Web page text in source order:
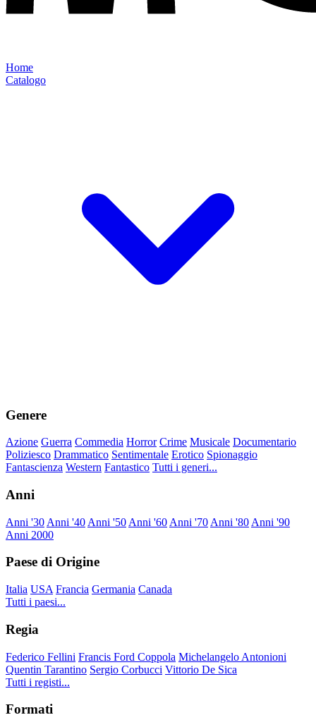
Home
Catalogo
Genere
Azione Guerra Commedia Horror Crime Musicale Documentario
Poliziesco Drammatico Sentimentale Erotico Spionaggio
Fantascienza Western Fantastico Tutti i generi...
Anni
Anni '30 Anni '40 Anni '50 Anni '60 Anni '70 Anni '80 Anni '90
Anni 2000
Paese di Origine
Italia USA Francia Germania Canada
Tutti i paesi...
Regia
Federico Fellini Francis Ford Coppola Michelangelo Antonioni
Quentin Tarantino Sergio Corbucci Vittorio De Sica
Tutti i registi...
Formati